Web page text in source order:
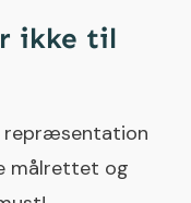
ikke til
repræsentation
målrettet og